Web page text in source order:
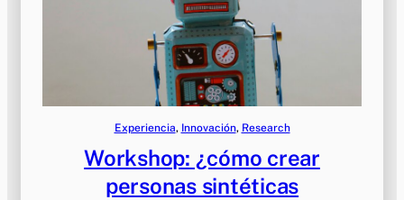
Experiencia, Innovación, Research
Workshop: ¿cómo crear
personas sintéticas